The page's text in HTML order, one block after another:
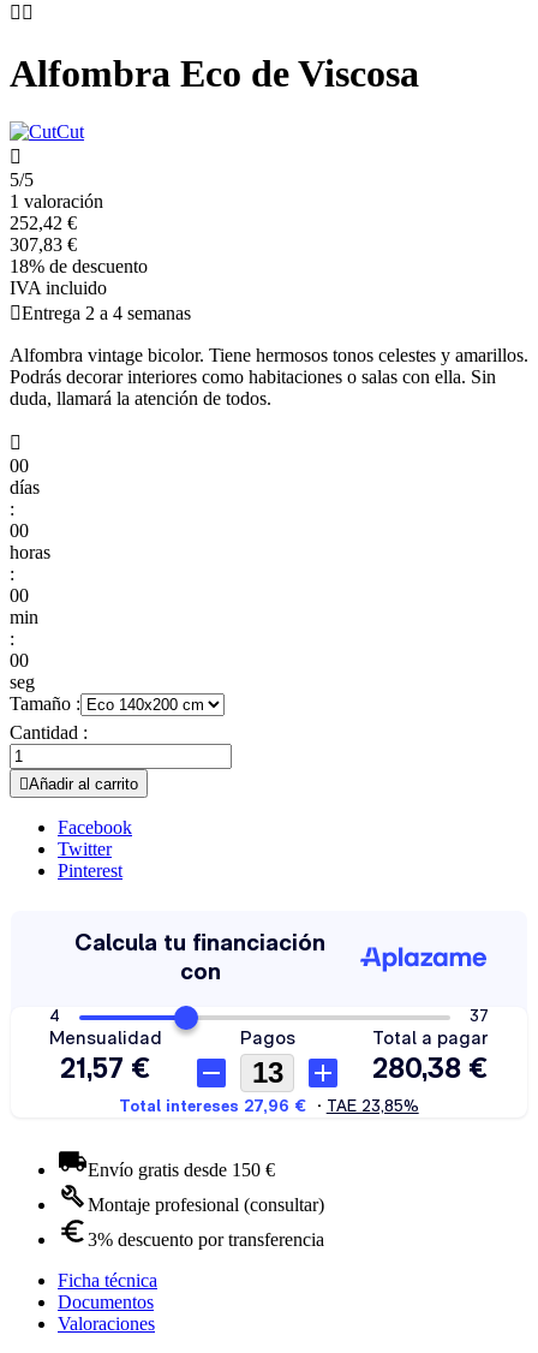
 
Alfombra Eco de Viscosa

5/5
1 valoración
252,42 €
307,83 €
18% de descuento
IVA incluido
Entrega 2 a 4 semanas
Alfombra vintage bicolor. Tiene hermosos tonos celestes y amarillos.
Podrás decorar interiores como habitaciones o salas con ella. Sin
duda, llamará la atención de todos.

00
días
:
00
horas
:
00
min
:
00
seg
Tamaño :
Cantidad :
Añadir al carrito
Facebook
Twitter
Pinterest
Envío gratis desde 150 €
Montaje profesional (consultar)
3% descuento por transferencia
Ficha técnica
Documentos
Valoraciones